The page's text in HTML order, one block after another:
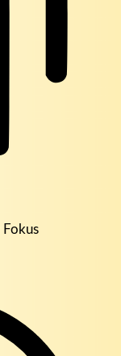
Fokus